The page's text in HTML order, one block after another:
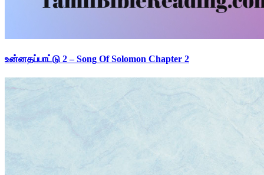
உன்னதப்பாட்டு 2 – Song Of Solomon Chapter 2